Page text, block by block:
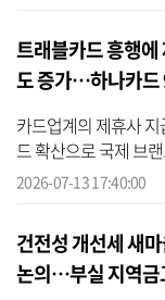
트래블카드 흥행
도 증가…하나카드
카드업계의 제휴사
드 확산으로 국제 브
업자 표시 신용카드
2026-07-13 17:40:00
건전성 개선세 새
논의…부실 지역금